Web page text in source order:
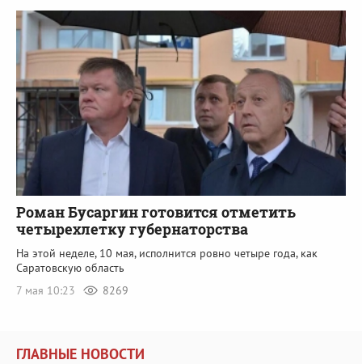
Роман Бусаргин готовится отметить
четырехлетку губернаторства
На этой неделе, 10 мая, исполнится ровно четыре года, как
Саратовскую область
7 мая 10:23
8269
ГЛАВНЫЕ НОВОСТИ